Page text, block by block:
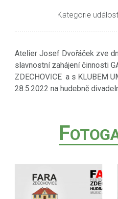
Kategorie
Atelier Josef Dvořáček zve
slavnostní zahájení činnosti
ZDECHOVICE a s KLUBEM
28.5.2022 na hudebně
F